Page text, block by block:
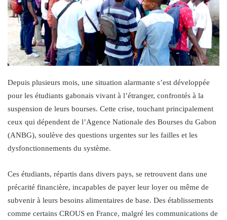
Depuis plusieurs mois, une situation alarmante s’est développée
pour les étudiants gabonais vivant à l’étranger, confrontés à la
suspension de leurs bourses. Cette crise, touchant principalement
ceux qui dépendent de l’Agence Nationale des Bourses du Gabon
(ANBG), soulève des questions urgentes sur les failles et les
dysfonctionnements du système.
Ces étudiants, répartis dans divers pays, se retrouvent dans une
précarité financière, incapables de payer leur loyer ou même de
subvenir à leurs besoins alimentaires de base. Des établissements
comme certains CROUS en France, malgré les communications de